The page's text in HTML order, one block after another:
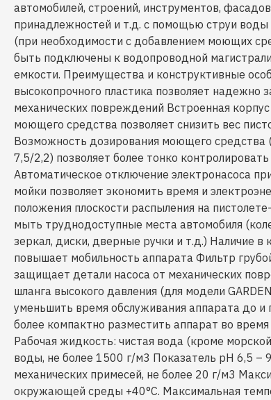
автомобилей, строений, инструментов,
принадлежностей и т.д. с помощью струи
(при необходимости с добавлением моющих
быть подключены к водопроводной
емкости. Преимущества и конструктивные
высокопрочного пластика позволяет надежно
механических повреждений Встроенная
моющего средства позволяет снизить вес
Возможность дозирования моющего средства
7,5/2,2) позволяет более тонко
Автоматическое отключение электронасоса
мойки позволяет экономить время и
положения плоскости распыления на
мыть труднодоступные места автомобиля
зеркал, диски, дверные ручки и т.д.) Наличие в
повышает мобильность аппарата Фильтр
защищает детали насоса от механических
шланга высокого давления (для модели
уменьшить время обслуживания аппарата до и
более компактно разместить аппарат во
Рабочая жидкость: чистая вода (кроме
воды, не более 1500 г/м3 Показатель pH 6,5 –
механических примесей, не более 20 г/м3
окружающей среды +40°С. Максимальная